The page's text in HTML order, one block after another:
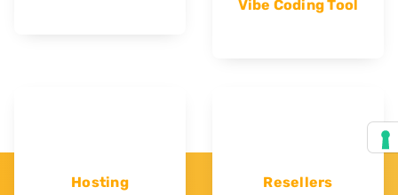
Vibe Coding Tool
Hosting Resellers